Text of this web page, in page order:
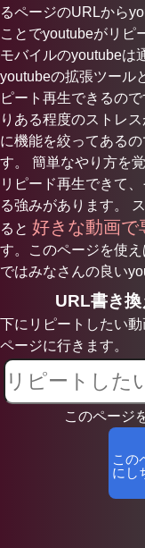
るページのURLから
ことでyoutubeがリピ
モバイルのyoutubeは
youtubeの拡張ツール
ピート再生できるの
りある程度のストレ
に機能を絞ってある
す。 簡単なやり方を
リピード再生できて
る強みがあります。
ると 好きな動画で
す。このページを使
ではみなさんの良い
URL書き換
下にリピートしたい
ページに行きます。
このページ
この
にし